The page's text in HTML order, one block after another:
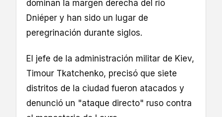
dominan la margen derecha del río
Dniéper y han sido un lugar de
peregrinación durante siglos.
El jefe de la administración militar de Kiev,
Timour Tkatchenko, precisó que siete
distritos de la ciudad fueron atacados y
denunció un "ataque directo" ruso contra